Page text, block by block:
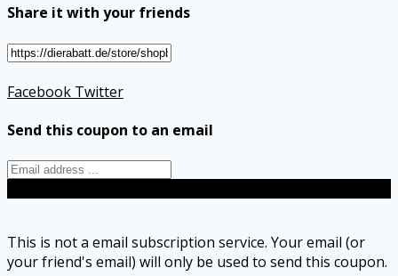
Share it with your friends
Facebook Twitter
Send this coupon to an email
This is not a email subscription service. Your email (or
your friend's email) will only be used to send this coupon.